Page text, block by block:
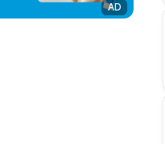
AD